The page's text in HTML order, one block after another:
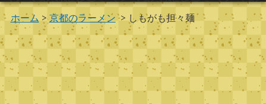
ホーム >京都のラーメン> しもがも担々麺